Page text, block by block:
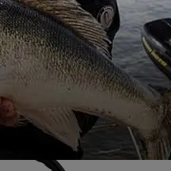
-22%